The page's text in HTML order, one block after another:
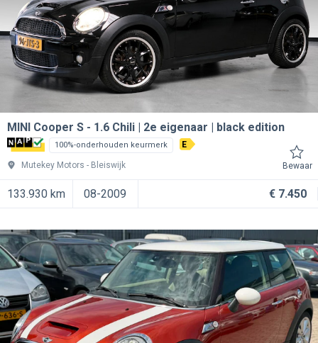
MINI Cooper S 1.6 Chili | 2e eigenaar | black edition
100%-onderhouden keurmerk E
Mutekey Motors Bleiswijk Bewaar
133.930 km 08-2009 € 7.450